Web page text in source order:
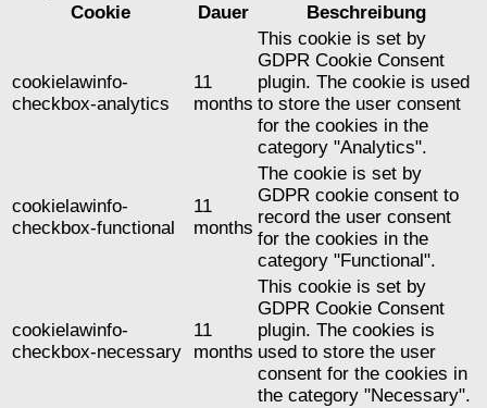
Cookie
Dauer Beschreibung
cookielawinfo-
checkbox-analytics
11
months
This cookie is set by
GDPR Cookie Consent
plugin. The cookie is used
to store the user consent
for the cookies in the
category "Analytics".
cookielawinfo-
checkbox-functional
11
months
The cookie is set by
GDPR cookie consent to
record the user consent
for the cookies in the
category "Functional".
cookielawinfo-
checkbox-necessary
11
months
This cookie is set by
GDPR Cookie Consent
plugin. The cookies is
used to store the user
consent for the cookies in
the category "Necessary".